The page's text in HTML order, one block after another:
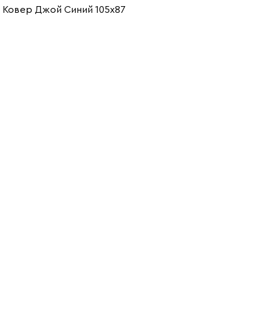
Ковер Джой Синий 105x87